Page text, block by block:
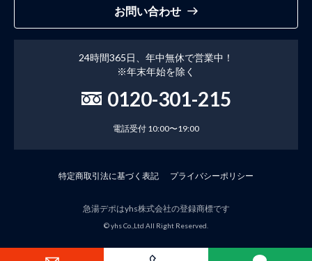
お問い合わせ
24時間365日、年中無休で営業中！
※年末年始を除く
0120-301-215
電話受付 10:00〜19:00
特定商取引法に基づく表記 プライバシーポリシー
急湯デポはyhs株式会社の登録商標です
© yhs Co.,Ltd All Right Reserved.